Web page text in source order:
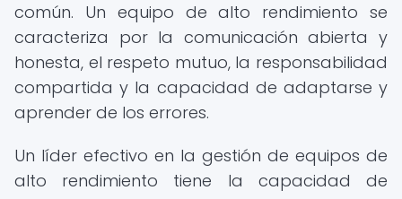
común. Un equipo de alto rendimiento se
caracteriza por la comunicación abierta y
honesta, el respeto mutuo, la responsabilidad
compartida y la capacidad de adaptarse y
aprender de los errores.
Un líder efectivo en la gestión de equipos de
alto rendimiento tiene la capacidad de